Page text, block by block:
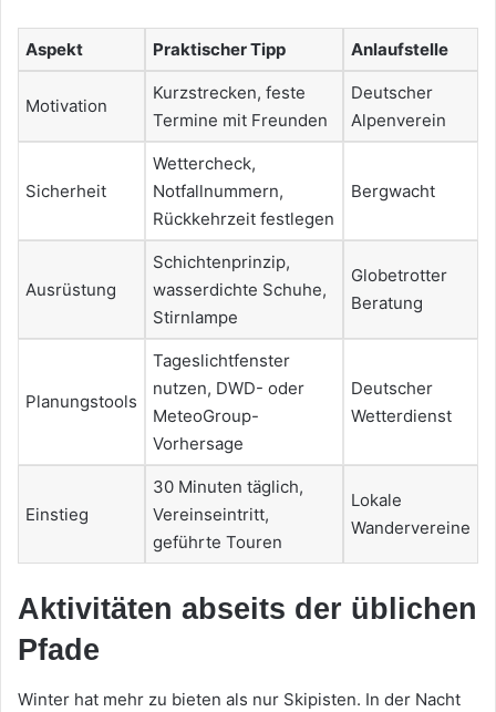
Aspekt Praktischer Tipp Anlaufstelle
Motivation
Kurzstrecken, feste
Termine mit Freunden
Deutscher
Alpenverein
Sicherheit
Wettercheck,
Notfallnummern,
Rückkehrzeit festlegen
Bergwacht
Ausrüstung
Schichtenprinzip,
wasserdichte Schuhe,
Stirnlampe
Globetrotter
Beratung
Planungstools
Tageslichtfenster
nutzen, DWD- oder
MeteoGroup-
Vorhersage
Deutscher
Wetterdienst
Einstieg
30 Minuten täglich,
Vereinseintritt,
geführte Touren
Lokale
Wandervereine
Aktivitäten abseits der üblichen
Pfade
Winter hat mehr zu bieten als nur Skipisten. In der Nacht